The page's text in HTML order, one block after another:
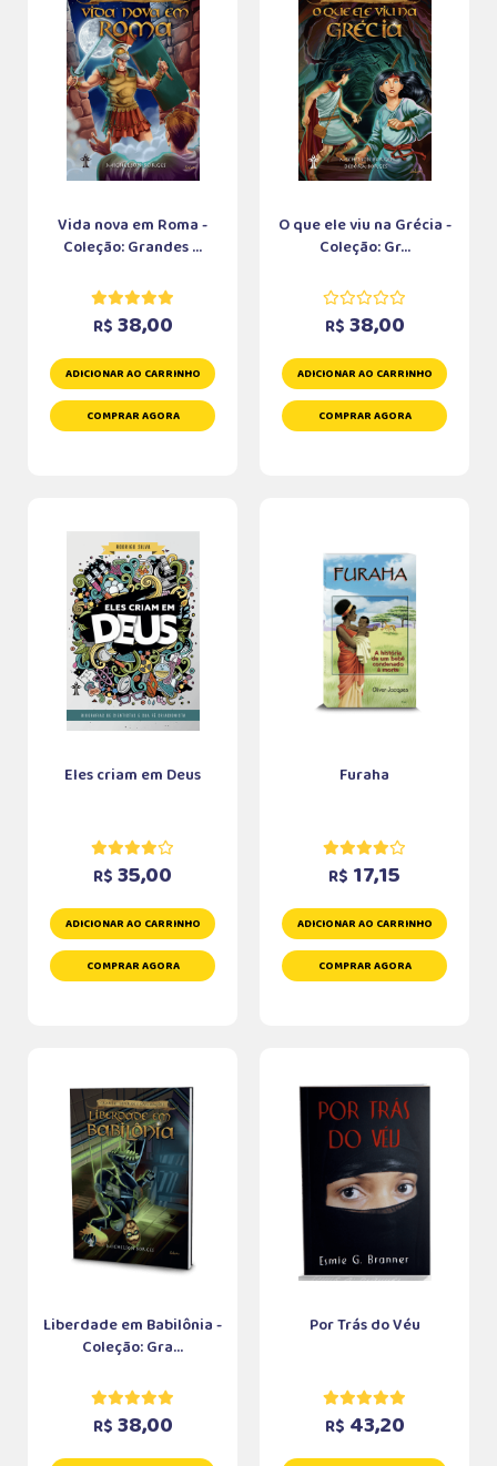
Vida nova em Roma -
Coleção: Grandes ...
R$ 38,00
ADICIONAR AO CARRINHO
COMPRAR AGORA
O que ele viu na Grécia -
Coleção: Gr...
R$ 38,00
ADICIONAR AO CARRINHO
COMPRAR AGORA
Eles criam em Deus
R$ 35,00
ADICIONAR AO CARRINHO
COMPRAR AGORA
Furaha
R$ 17,15
ADICIONAR AO CARRINHO
COMPRAR AGORA
Liberdade em Babilônia -
Coleção: Gra...
R$ 38,00
Por Trás do Véu
R$ 43,20